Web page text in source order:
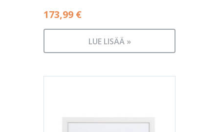
173,99 €
LUE LISÄÄ »